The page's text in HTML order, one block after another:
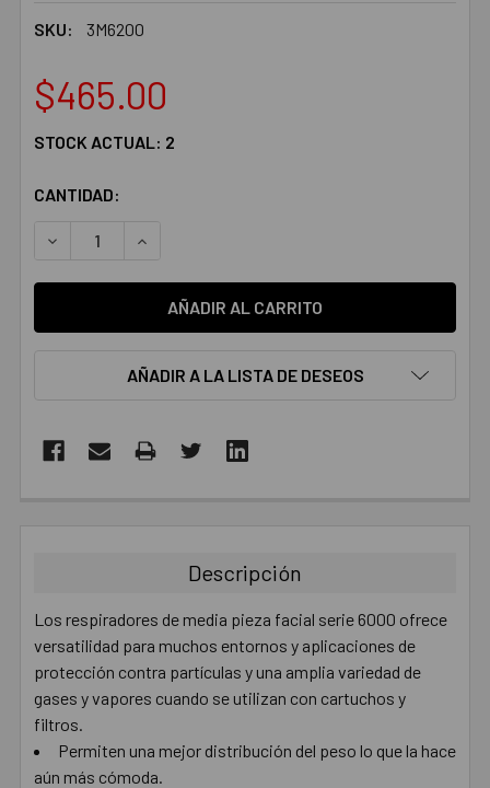
SKU: 3M6200
$465.00
STOCK ACTUAL: 2
CANTIDAD:
DISMINUIR LA CANTIDAD:AUMENTAR LA CANTIDAD:
AÑADIR A LA LISTA DE DESEOS
SELECCIONADO
Descripción
Los respiradores de media pieza facial serie 6000 ofrece
versatilidad para muchos entornos y aplicaciones de
protección contra partículas y una amplia variedad de
gases y vapores cuando se utilizan con cartuchos y
filtros.
Permiten una mejor distribución del peso lo que la hace
aún más cómoda.